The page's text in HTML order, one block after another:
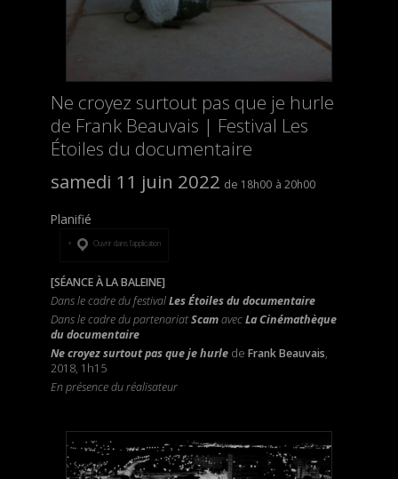
Ne croyez surtout pas que je hurle
de Frank Beauvais | Festival Les
Étoiles du documentaire
samedi 11 juin 2022
18h00 20h00
Planifié
Ouvrir dans l’application
[SÉANCE À LA BALEINE]
Dans le cadre du festivalLes Étoiles du documentaire
Dans le cadre du partenariatScamavecLa Cinémathèque
du documentaire
Ne croyez surtout pas que je hurlede Frank Beauvais,
2018, 1h15
En présence du réalisateur